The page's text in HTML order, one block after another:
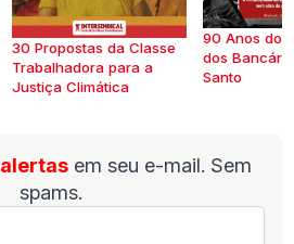
30 Propostas da Classe
Trabalhadora para a
Justiça Climática
90 Anos do
dos
Santo
alertas em seu e-mail. Sem
spams.